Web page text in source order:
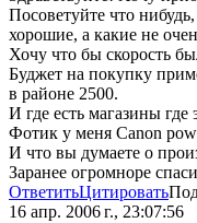
Посоветуйте что
хорошие, а какие не
Хочу что бы скорость
Буджет на покупку
в районе 2500.
И где есть магазины
Фотик у меня Canon
И что вы думаете о
Заранее огромноре
ОтветитьЦитировать
16 апр. 2006 г., 23:07:56